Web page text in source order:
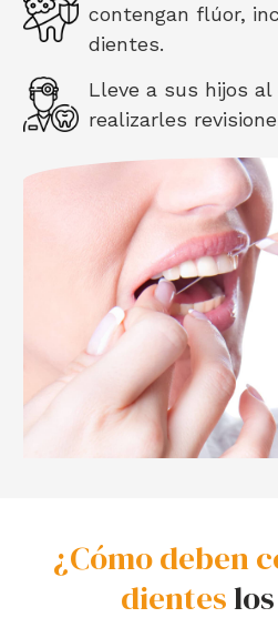
contengan flúor,
dientes.
Lleve a sus hijos
realizarles
¿Cómo deben
dientes